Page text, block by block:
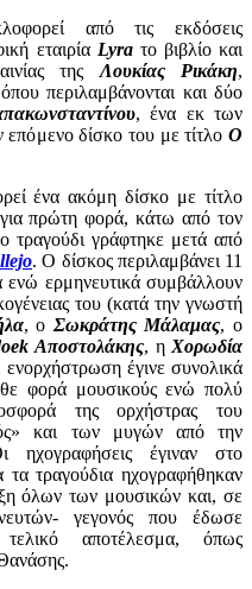
από τις εκδόσεις
εταιρία Lyraτο βιβλίο και
της Λουκίας Ρικάκη,
περιλαμβάνονται και δύο
, ένα εκ των
επόμενο δίσκο του με τίτλο Ο
ένα ακόμη δίσκο με τίτλο
πρώτη φορά, κάτω από τον
γράφτηκε μετά από
. Ο δίσκος περιλαμβάνει 11
ενώ ερμηνευτικά συμβάλλουν
του (κατά την γνωστή
, ο Σωκράτης Μάλαμας, ο
Αποστολάκης, η Χορωδία
έγινε συνολικά
φορά μουσικούς ενώ πολύ
της ορχήστρας του
και των μυγών από την
ηχογραφήσεις έγιναν στο
τραγούδια ηχογραφήθηκαν
όλων των μουσικών και, σε
γεγονός που έδωσε
αποτέλεσμα, όπως